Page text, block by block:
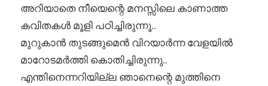
അറിയാതെ നീയെന്റെ മനസ്സിലെ കാണാത്ത
കവിതകൾ മൂളി പഠിച്ചിരുന്നൂ..
മുറുകാൻ തുടങ്ങുമെൻ വിറയാർന്ന വേളയിൽ
മാറോടമർത്തി കൊതിച്ചിരുന്നു..
എന്തിനെന്നറിയില്ല ഞാനെന്റെ മുത്തിനെ